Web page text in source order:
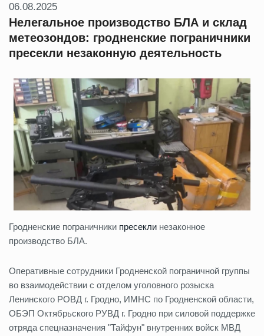
06.08.2025
Нелегальное производство БЛА и склад
метеозондов: гродненские пограничники
пресекли незаконную деятельность
Гродненские пограничники пресекли незаконное
производство БЛА.
Оперативные сотрудники Гродненской пограничной группы
во взаимодействии с отделом уголовного розыска
Ленинского РОВД г. Гродно, ИМНС по Гродненской области,
ОБЭП Октябрьского РУВД г. Гродно при силовой поддержке
отряда спецназначения "Тайфун" внутренних войск МВД